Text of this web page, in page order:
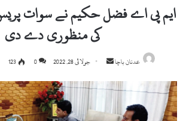
ایم پی اے فضل حکیم نے سوات
کی منظوری دے دی
عدنان باچا
Send
email
جولائی 28, 2022 0
123